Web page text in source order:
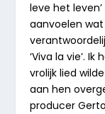
leve het
aanvoelen
‘Viva la vie’.
vrolijk lied
aan hen
producer